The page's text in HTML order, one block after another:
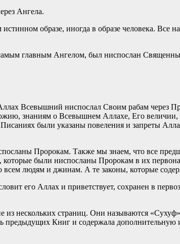
Ангела.
образе, иногда в образе человека. Все
главным Ангелом, был ниспослан
Всевышний ниспослал Своим рабам через
знаниям о Всевышнем Аллахе, Его
были указаны повеления и запреты
Пророкам. Также мы знаем, что все
были ниспосланы Пророкам в их
людям и джинам. А те законы, которые
его Аллах и приветствует, сохранен в
нескольких страниц. Они называются
Книг и содержала